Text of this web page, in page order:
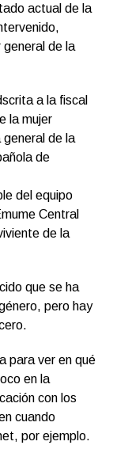
actual de la
de la
a la fiscal
la mujer
de la
de
del equipo
Central
de la
que se ha
pero hay
para ver en qué
en la
con los
cuando
por ejemplo.